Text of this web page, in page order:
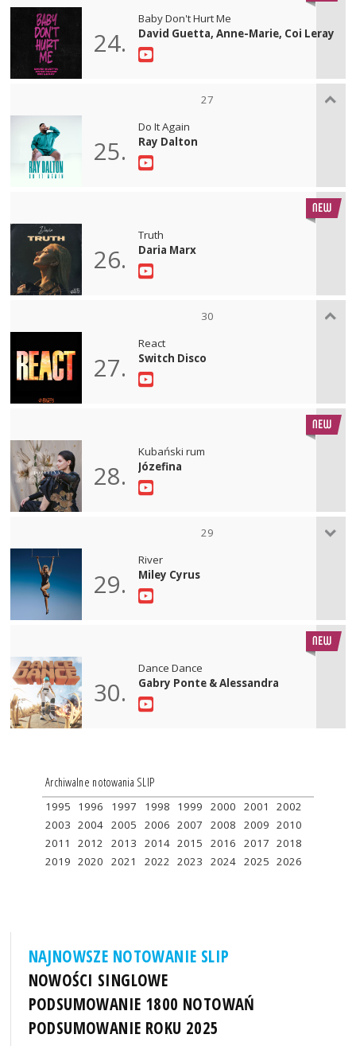
24.
Baby Don't Hurt Me
David Guetta, Anne-Marie, Coi Leray
27
25.
Do It Again
Ray Dalton
26.
Truth
Daria Marx
30
27.
React
Switch Disco
28.
Kubański rum
Józefina
29
29.
River
Miley Cyrus
30.
Dance Dance
Gabry Ponte & Alessandra
Archiwalne notowania SLIP
1995 1996 1997 1998 1999 2000 2001
2002
2003 2004 2005 2006 2007 2008 2009 2010
2011
2012 2013 2014 2015 2016 2017 2018
2019 2020 2021 2022 2023 2024 2025 2026
NAJNOWSZE NOTOWANIE SLIP
NOWOŚCI SINGLOWE
PODSUMOWANIE 1800 NOTOWAŃ
PODSUMOWANIE ROKU 2025